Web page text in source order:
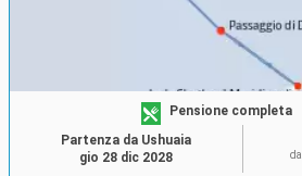
Pensione completa
da
Partenza da Ushuaia
gio 28 dic 2028